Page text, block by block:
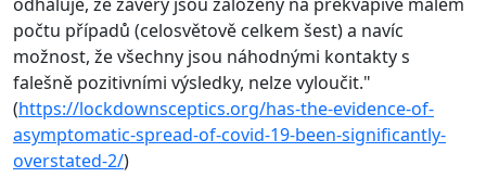
počtu případů (celosvětově celkem šest) a navíc
možnost, že všechny jsou náhodnými kontakty s
falešně pozitivními výsledky, nelze vyloučit."
(https://lockdownsceptics.org/has-the-evidence-of-
asymptomatic-spread-of-covid-19-been-significantly-
overstated-2/)